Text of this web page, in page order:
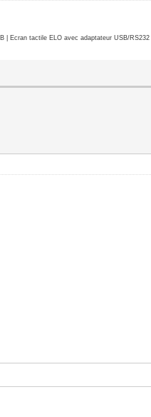
| Ecran tactile ELO avec adaptateur USB/